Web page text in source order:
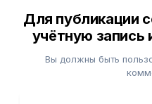
Для публикации
учётную запись
Вы должны быть